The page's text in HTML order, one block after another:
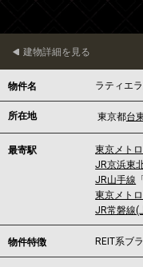
建物詳細を見る
物件名 ラティエ
所在地 東京都台
最寄駅 東京メト
JR京浜東
JR山手線
東京メト
JR常磐線(
物件特徴 REIT系ブ